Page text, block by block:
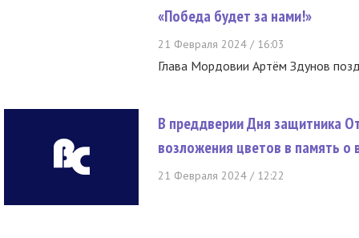
«Победа будет за нами!»
21 Февраля 2024 / 16:03
Глава Мордовии Артём Здунов
В преддверии Дня защитника
возложения цветов в память о
21 Февраля 2024 / 12:22